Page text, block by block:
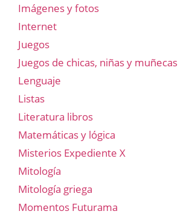
Imágenes y fotos
Internet
Juegos
Juegos de chicas, niñas y muñecas
Lenguaje
Listas
Literatura libros
Matemáticas y lógica
Misterios Expediente X
Mitología
Mitología griega
Momentos Futurama